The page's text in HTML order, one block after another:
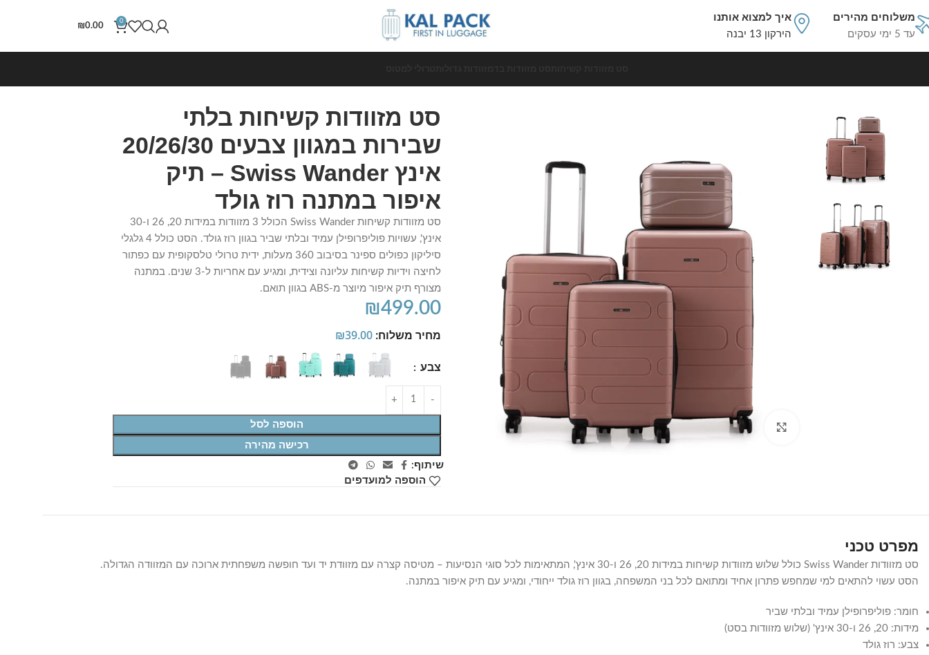
משלוחים מהירים
עד 5 ימי עסקים
איך למצוא אותנו
הירקון 13 יבנה
0
₪0.00
Click to enlarge
סט מזוודות קשיחות בלתי
שבירות במגוון צבעים 20/26/30
אינץ Swiss Wander – תיק
איפור במתנה רוז גולד
סט מזוודות קשיחות Swiss Wander הכולל 3 מזוודות במידות 20, 26 ו-30
אינץ', עשויות פוליפרופילן עמיד ובלתי שביר בגוון רוז גולד. הסט כולל 4 גלגלי
סיליקון כפולים ספינר בסיבוב 360 מעלות, ידית טרולי טלסקופית עם כפתור
לחיצה וידיות קשיחות עליונה וצידית, ומגיע עם אחריות ל-3 שנים. במתנה
מצורף תיק איפור מיוצר מ-ABS בגוון תואם.
₪499.00
מחיר משלוח: ₪39.00
צבע
הוספה לסל
רכישה מהירה
שיתוף:
הוספה למועדפים
מפרט טכני
סט מזוודות Swiss Wander כולל שלוש מזוודות קשיחות במידות 20, 26 ו-30 אינץ', המתאימות לכל סוגי הנסיעות – מטיסה קצרה עם מזוודת יד ועד חופשה משפחתית ארוכה עם המזוודה הגדולה.
הסט עשוי להתאים למי שמחפש פתרון אחיד ומתואם לכל בני המשפחה, בגוון רוז גולד ייחודי, ומגיע עם תיק איפור במתנה.
חומר: פוליפרופילן עמיד ובלתי שביר
מידות: 20, 26 ו-30 אינץ' (שלוש מזוודות בסט)
צבע: רוז גולד